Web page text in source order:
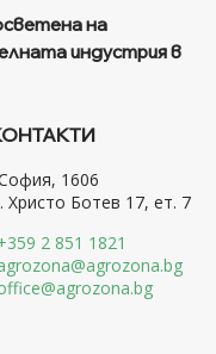
на
индустрия в
1606
Христо Ботев 17, ет. 7
2 851 1821